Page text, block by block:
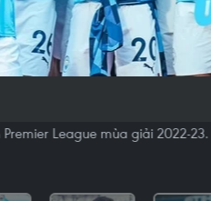
League mùa giải 2022-